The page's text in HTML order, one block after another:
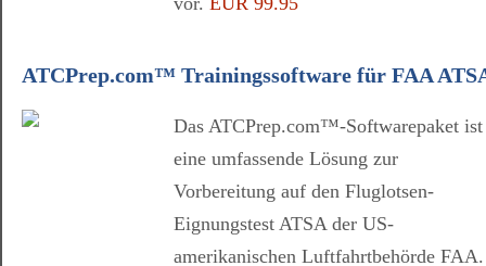
ATCPrep.com™ Trainingssoftware für FAA
Das ATCPrep.com™-Softwarepaket ist
eine umfassende Lösung zur
Vorbereitung auf den Fluglotsen-
Eignungstest ATSA der US-
amerikanischen Luftfahrtbehörde FAA.